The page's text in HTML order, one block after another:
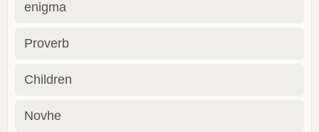
enigma
Proverb
Children
Novhe